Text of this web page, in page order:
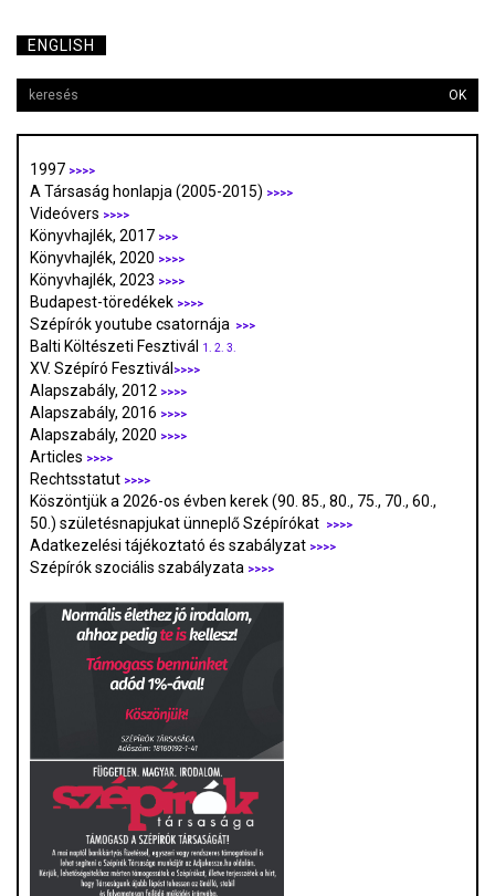
ENGLISH
OK
1997 >>>>
A Társaság honlapja (2005-2015) >>>>
Videóvers >>>>
Könyvhajlék, 2017 >>>
Könyvhajlék, 2020 >>>>
Könyvhajlék, 2023 >>>>
Budapest-töredékek >>>>
Szépírók youtube csatornája >>>
Balti Költészeti Fesztivál 1. 2. 3.
XV. Szépíró Fesztivál >>>>
Alapszabály, 2012 >>>>
Alapszabály, 2016 >>>>
Alapszabály, 2020 >>>>
Articles >>>>
Rechtsstatut >>>>
Köszöntjük a 2026-os évben kerek (90. 85., 80., 75., 70., 60.,
50.) születésnapjukat ünneplő Szépírókat
>>>>
Adatkezelési tájékoztató és szabályzat >>>>
Szépírók szociális szabályzata >>>>